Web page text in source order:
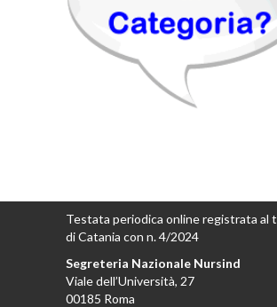
Testata periodica online registrata al
di Catania con n. 4/2024
Segreteria Nazionale Nursind
Viale dell’Università, 27
00185 Roma